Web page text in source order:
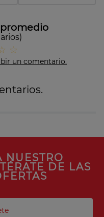
☆
un comentario.
NUESTRO
DE LAS